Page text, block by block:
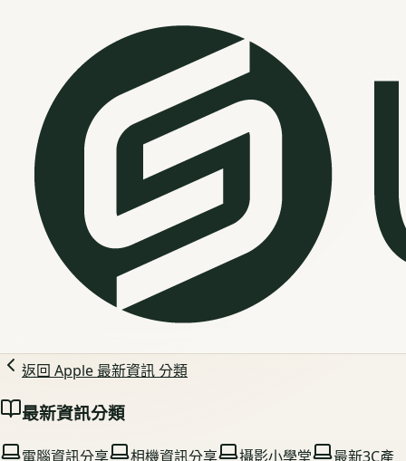
返回 Apple 最新資訊分類
最新資訊分類
電腦資訊分享 相機資訊分享 攝影小學堂
最新3C產